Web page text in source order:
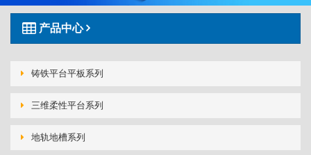
产品中心
铸铁平台平板系列
三维柔性平台系列
地轨地槽系列